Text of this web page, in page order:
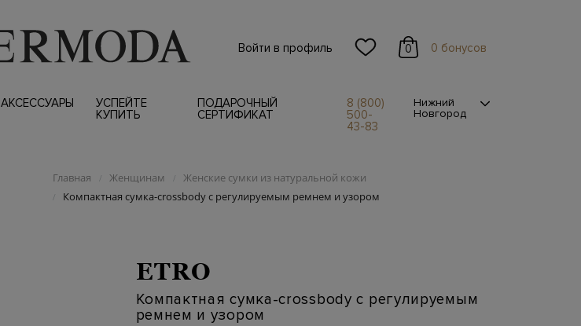
Войти в профиль 0 0 бонусов
АКСЕССУАРЫ
УСПЕЙТЕ
КУПИТЬ
ПОДАРОЧНЫЙ
СЕРТИФИКАТ
8 (800)
500-
43-83
Нижний
Новгород
Главная / Женщинам / Женские сумки из натуральной кожи
/ Компактная сумка-crossbody с регулируемым ремнем и узором
ETRO
Компактная сумка-crossbody с регулируемым
ремнем и узором